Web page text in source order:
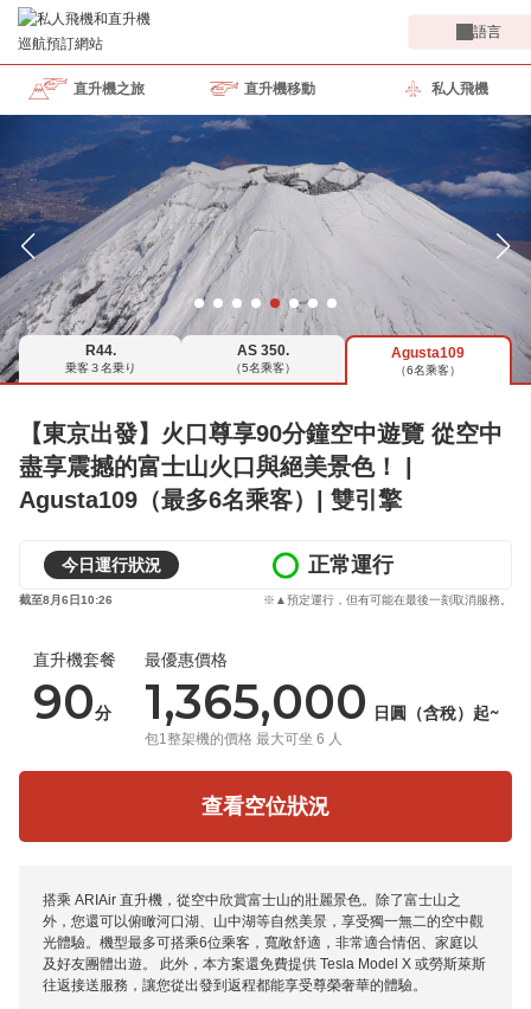
語言
直升機之旅 直升機移動 私人飛機
R44.
乗客３名乗り
AS 350.
（5名乘客）
Agusta109
（6名乘客）
【東京出發】火口尊享90分鐘空中遊覽 從空中
盡享震撼的富士山火口與絕美景色！ |
Agusta109（最多6名乘客）| 雙引擎
今日運行狀況 正常運行
截至8月6日10:26 ※▲預定運行，但有可能在最後一刻取消服務。
搭乘 ARIAir 直升機，從空中欣賞富士山的壯麗景色。除了富士山之
外，您還可以俯瞰河口湖、山中湖等自然美景，享受獨一無二的空中觀
光體驗。機型最多可搭乘6位乘客，寬敞舒適，非常適合情侶、家庭以
及好友團體出遊。 此外，本方案還免費提供 Tesla Model X 或勞斯萊斯
往返接送服務，讓您從出發到返程都能享受尊榮奢華的體驗。
直升機套餐
90分
最優惠價格
1,365,000 日圓（含稅）起~
包1整架機的價格 最大可坐 6 人
查看空位狀況